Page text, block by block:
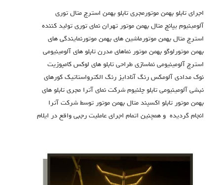
اجرای تابلو بهمن موتورمجری تابلو بهمن استرچ متال توری
آلومینیوم یپانچ متال بهمن موتور تهران نمای توری تولید کننده
استرچ متال بهمن موتورماشین های بهمن موتورنمایندگی های
بهمن موتورلوگو بهمن موتور نماهای مدرن تابلو های آلومینیومی
استرچ آلومینیومی نماسازی طراحی تابلو های لوکس کامپوزیت
نوک مدادی آلومکس رنگ آنادایز رنگ الکترواستاتیک کورهای
نبشی آلومینیومی تابلو چلنیوم شرکت نمای آترا مجری تابلو های
بهمن موتور تابلو اکسپند متال بهمن موتور توسط شرکت آترا
انجام گردیده و همچنین اتمام اجرای عاملیت رجبی واقع در ایلام